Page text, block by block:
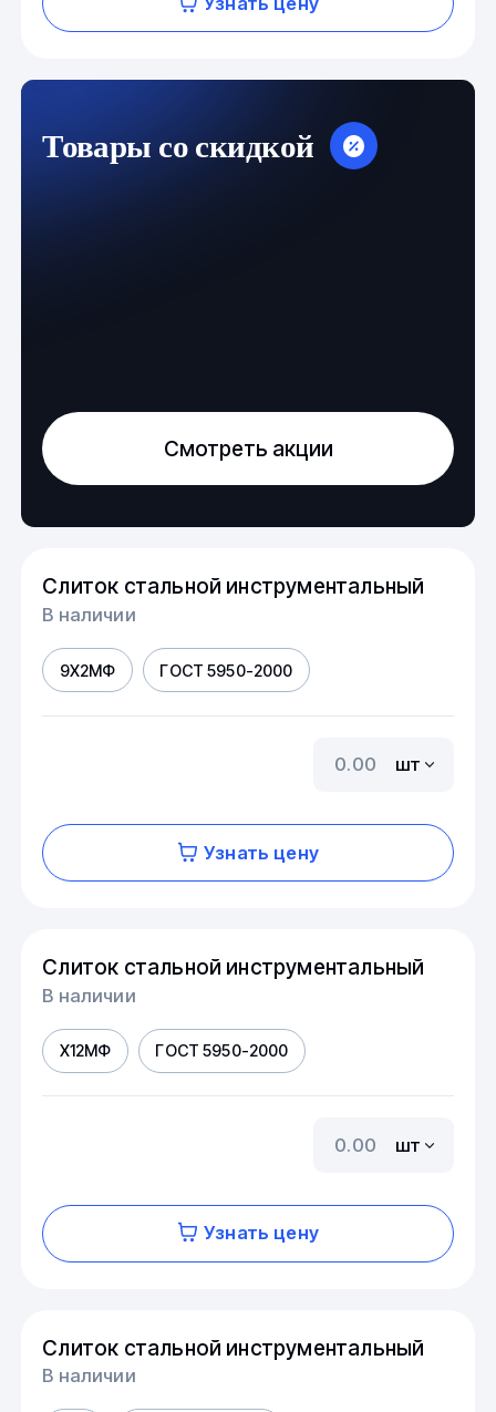
Товары со скидкой
Смотреть акции
Слиток стальной инструментальный
В наличии
9Х2МФ ГОСТ 5950-2000
шт
Узнать цену
Слиток стальной инструментальный
В наличии
Х12МФ ГОСТ 5950-2000
шт
Узнать цену
Слиток стальной инструментальный
В наличии